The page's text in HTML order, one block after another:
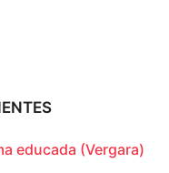
educada (Vergara)